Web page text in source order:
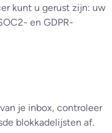
kunt u gerust zijn: uw
en GDPR-
je inbox, controleer
blokkadelijsten af.